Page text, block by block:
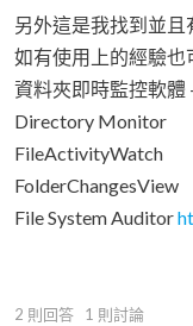
另外這是我找到並
如有使用上的經驗也
資料夾即時監控軟體
Directory Monitor
FileActivityWatch
FolderChangesView
File System Auditor
2 則回答 1 則討論